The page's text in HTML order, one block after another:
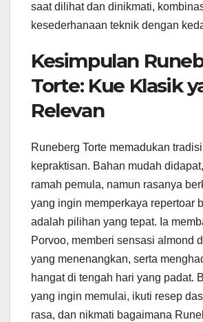
saat dilihat dan dinikmati,
kesederhanaan teknik dengan
Kesimpulan
Torte: Kue Klasik
Relevan
Runeberg Torte memadukan
kepraktisan. Bahan mudah
ramah pemula, namun rasanya
yang ingin memperkaya repertoar
adalah pilihan yang tepat. Ia
Porvoo, memberi sensasi almond
yang menenangkan, serta
hangat di tengah hari yang padat.
yang ingin memulai, ikuti resep
rasa, dan nikmati bagaimana